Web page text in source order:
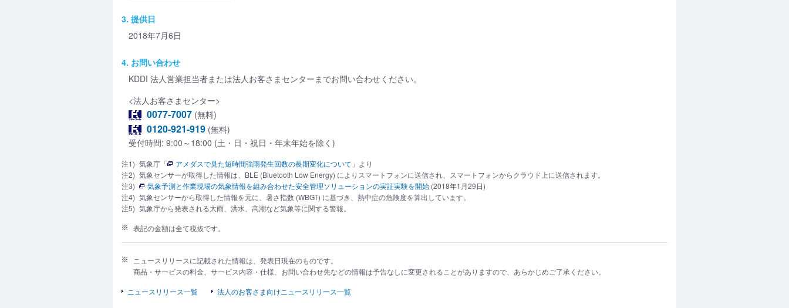
3. 提供日
2018年7月6日
4. お問い合わせ
KDDI 法人営業担当者または法人お客さまセンターまでお問い合わせください。
<法人お客さまセンター>
0077-7007 (無料)
0120-921-919 (無料)
受付時間: 9:00～18:00 (土・日・祝日・年末年始を除く)
注1) 気象庁「 アメダスで見た短時間強雨発生回数の長期変化について 」より
注2) 気象センサーが取得した情報は、BLE (Bluetooth Low Energy) によりスマートフォンに送信され、スマートフォンからクラウド上に送信されます。
注3)
気象予測と作業現場の気象情報を組み合わせた安全管理ソリューションの実証実験を開始 (2018年1月29日)
注4) 気象センサーから取得した情報を元に、暑さ指数 (WBGT) に基づき、熱中症の危険度を算出しています。
注5) 気象庁から発表される大雨、洪水、高潮など気象等に関する警報。
表記の金額は全て税抜です。
ニュースリリースに記載された情報は、発表日現在のものです。
商品・サービスの料金、サービス内容・仕様、お問い合わせ先などの情報は予告なしに変更されることがありますので、あらかじめご了承ください。
ニュースリリース一覧
法人のお客さま向けニュースリリース一覧